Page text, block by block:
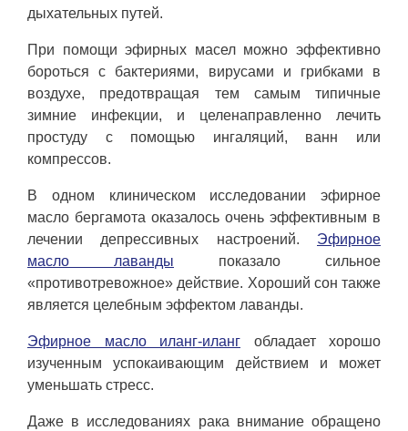
дыхательных путей.
При помощи эфирных масел можно эффективно
бороться с бактериями, вирусами и грибками в
воздухе, предотвращая тем самым типичные
зимние инфекции, и целенаправленно лечить
простуду с помощью ингаляций, ванн или
компрессов.
В одном клиническом исследовании эфирное
масло бергамота оказалось очень эффективным в
лечении депрессивных настроений. Эфирное
масло лаванды показало сильное
«противотревожное» действие. Хороший сон также
является целебным эффектом лаванды.
Эфирное масло иланг-иланг обладает хорошо
изученным успокаивающим действием и может
уменьшать стресс.
Даже в исследованиях рака внимание обращено